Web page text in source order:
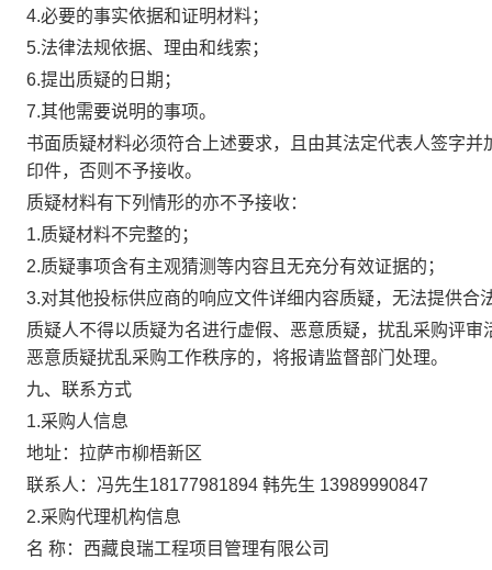
4.必要的事实依据和证明材料；
5.法律法规依据、理由和线索；
6.提出质疑的日期；
7.其他需要说明的事项。
书面质疑材料必须符合上述要求，且由其法定代表人签字并
印件，否则不予接收。
质疑材料有下列情形的亦不予接收：
1.质疑材料不完整的；
2.质疑事项含有主观猜测等内容且无充分有效证据的；
3.对其他投标供应商的响应文件详细内容质疑， 无法提供合
质疑人不得以质疑为名进行虚假、恶意质疑，扰乱采购评
恶意质疑扰乱采购工作秩序的，将报请监督部门处理。
九、联系方式
1.采购人信息
地址：拉萨市柳梧新区
联系人 ： 冯先生18177981894 韩先生 13989990847
2.采购代理机构信息
名 称： 西藏良瑞工程项目管理有限公司